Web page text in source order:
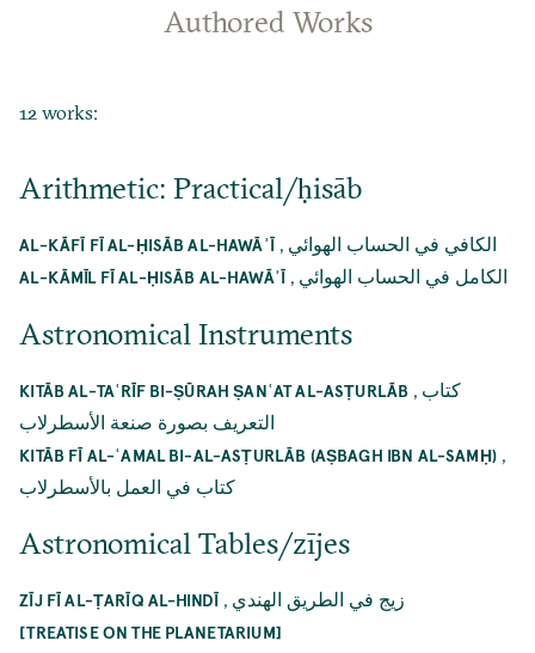
Authored Works
12 works:
Arithmetic: Practical/ḥisāb
AL-KĀFĪ FĪ AL-ḤISĀB AL-HAWĀʾĪ, الكافي في الحساب الهوائي
AL-KĀMĪL FĪ AL-ḤISĀB AL-HAWĀʾĪ , الكامل في الحساب الهوائي
Astronomical Instruments
KITĀB AL-TAʿRĪF BI-ṢŪRAH ṢANʿAT AL-ASṬURLĀB , كتاب
التعريف بصورة صنعة الأسطرلاب
KITĀB FĪ AL-ʿAMAL BI-AL-ASṬURLĀB (AṢBAGH IBN AL-SAMḤ),
كتاب في العمل بالأسطرلاب
Astronomical Tables/zījes
ZĪJ FĪ AL-ṬARĪQ AL-HINDĪ , زيج في الطريق الهندي
[TREATISE ON THE PLANETARIUM]